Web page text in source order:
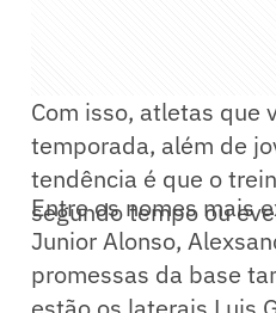
Com isso, atletas que
temporada, além de
tendência é que o
segundo tempo ou
Entre os nomes mais
Junior Alonso,
promessas da base